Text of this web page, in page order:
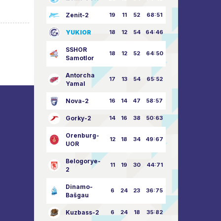
Zenit-2 19 11 52 68:51
YUKIOR 18 12 54 64:46
SSHOR
Samotlor
18 12 52 64:50
Antorcha
Yamal
17 13 54 65:52
Nova-2 16 14 47 58:57
Gorky-2 14 16 38 50:63
Orenburg-
UOR
12 18 34 49:67
Belogorye-
2
11 19 30 44:71
Dinamo-
Bašgau
6 24 23 36:75
Kuzbass-2 6 24 18 35:82